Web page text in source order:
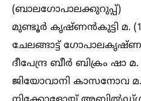
(ബാലഗോപാലക്കുറുപ്പ്‌)
മുണ്ടൂർ കൃഷ്ണൻകുട്ടി മ.
ചേലങ്ങാട്ട് ഗോപാലകൃഷ്ണൻ
ദീപേന്ദ്ര ബീർ ബിക്രം ഷാ മ.
ജിയോവാനി കാസനോവ മ.